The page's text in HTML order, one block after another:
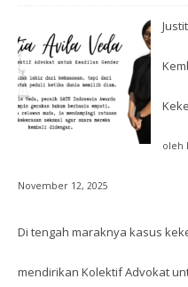
oleh
November 12, 2025
Di tengah maraknya kasus
mendirikan Kolektif Advokat